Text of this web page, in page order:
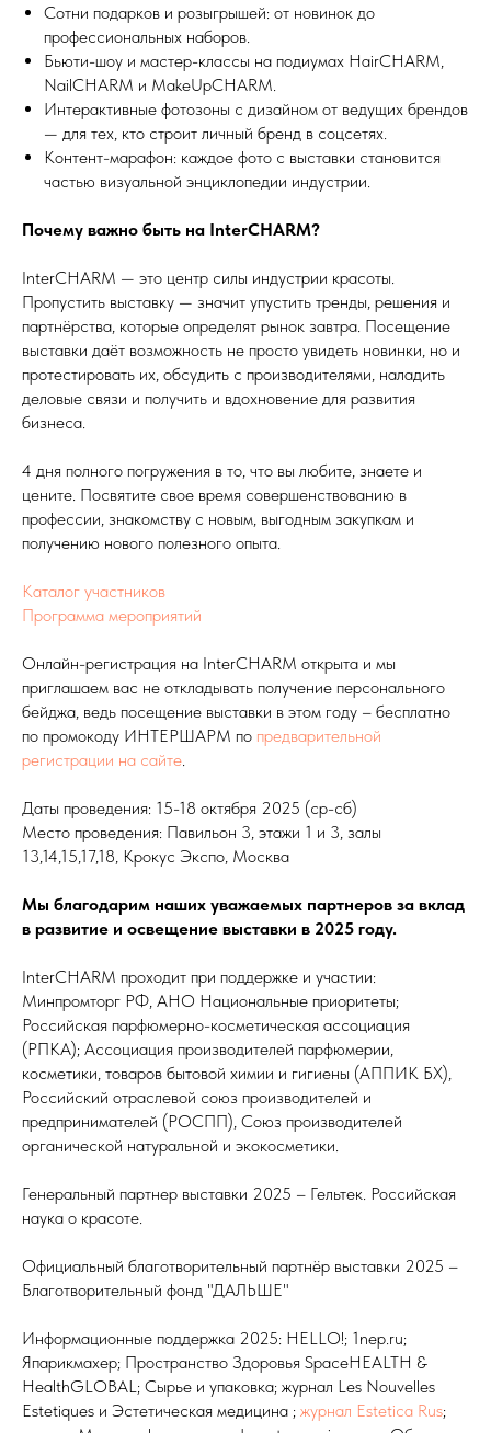
Сотни подарков и розыгрышей: от новинок до
профессиональных наборов.
Бьюти-шоу и мастер-классы на подиумах HairCHARM,
NailCHARM и MakeUpCHARM.
Интерактивные фотозоны с дизайном от ведущих брендов
— для тех, кто строит личный бренд в соцсетях.
Контент-марафон: каждое фото с выставки становится
частью визуальной энциклопедии индустрии.
Почему важно быть на InterCHARM?
InterCHARM — это центр силы индустрии красоты.
Пропустить выставку — значит упустить тренды, решения и
партнёрства, которые определят рынок завтра. Посещение
выставки даёт возможность не просто увидеть новинки, но и
протестировать их, обсудить с производителями, наладить
деловые связи и получить и вдохновение для развития
бизнеса.
4 дня полного погружения в то, что вы любите, знаете и
цените. Посвятите свое время совершенствованию в
профессии, знакомству с новым, выгодным закупкам и
получению нового полезного опыта.
Каталог участников
Программа мероприятий
Онлайн-регистрация на InterCHARM открыта и мы
приглашаем вас не откладывать получение персонального
бейджа, ведь посещение выставки в этом году – бесплатно
по промокоду ИНТЕРШАРМ по предварительной
регистрации на сайте.
Даты проведения: 15-18 октября 2025 (ср-сб)
Место проведения: Павильон 3, этажи 1 и 3, залы
13,14,15,17,18, Крокус Экспо, Москва
Мы благодарим наших уважаемых партнеров за вклад
в развитие и освещение выставки в 2025 году.
InterCHARM проходит при поддержке и участии:
Минпромторг РФ, АНО Национальные приоритеты;
Российская парфюмерно-косметическая ассоциация
(РПКА); Ассоциация производителей парфюмерии,
косметики, товаров бытовой химии и гигиены (АППИК БХ),
Российский отраслевой союз производителей и
предпринимателей (РОСПП), Союз производителей
органической натуральной и экокосметики.
Генеральный партнер выставки 2025 – Гельтек. Российская
наука о красоте.
Официальный благотворительный партнёр выставки 2025 –
Благотворительный фонд "ДАЛЬШЕ"
Информационные поддержка 2025: HELLO!; 1nep.ru;
Япарикмахер; Пространство Здоровья SpaceHEALTH &
HealthGLOBAL; Сырье и упаковка; журнал Les Nouvelles
Estetiques и Эстетическая медицина ; журнал Estetica Rus;